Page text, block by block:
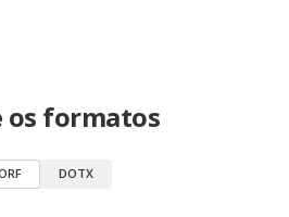
os formatos
DOTX